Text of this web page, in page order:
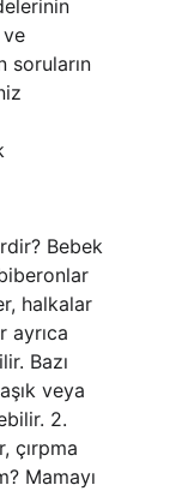
soruların
Bebek
halkalar
ayrıca
Bazı
veya
2.
çırpma
Mamayı